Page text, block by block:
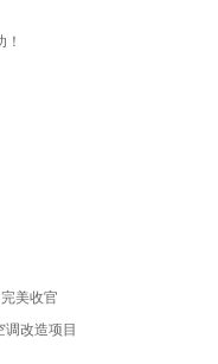
美收官
改造项目